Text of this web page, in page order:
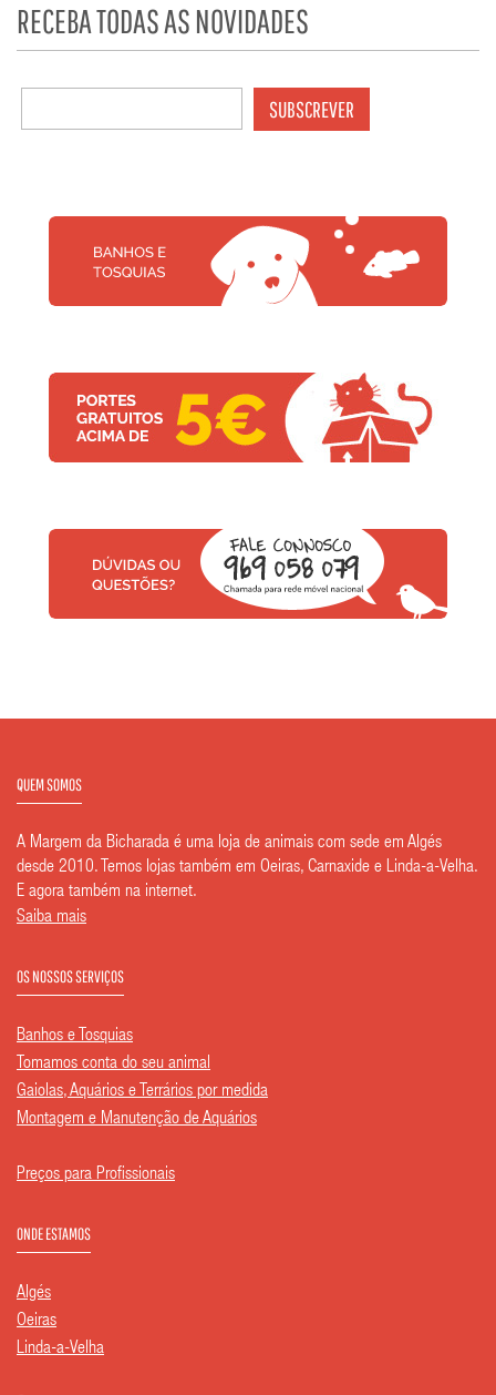
RECEBA TODAS AS NOVIDADES
SUBSCREVER
QUEM SOMOS
A Margem da Bicharada é uma loja de animais com sede em Algés
desde 2010. Temos lojas também em Oeiras, Carnaxide e Linda-a-Velha.
E agora também na internet.
Saiba mais
OS NOSSOS SERVIÇOS
Banhos e Tosquias
Tomamos conta do seu animal
Gaiolas, Aquários e Terrários por medida
Montagem e Manutenção de Aquários
Preços para Profissionais
ONDE ESTAMOS
Algés
Oeiras
Linda-a-Velha